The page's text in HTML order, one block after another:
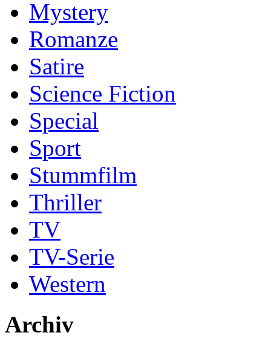
Mystery
Romanze
Satire
Science Fiction
Special
Sport
Stummfilm
Thriller
TV
TV-Serie
Western
Archiv